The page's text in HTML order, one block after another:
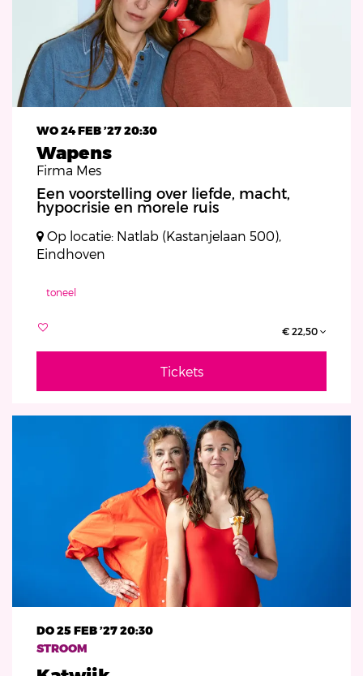
Wapens
Firma Mes
WO 24 FEB ’2720:30
Een voorstelling over liefde, macht,
hypocrisie en morele ruis
Op locatie: Natlab (Kastanjelaan 500),
Eindhoven
toneel
€ 22,50
Tickets
STROOM
DO 25 FEB ’2720:30
Inzoomen